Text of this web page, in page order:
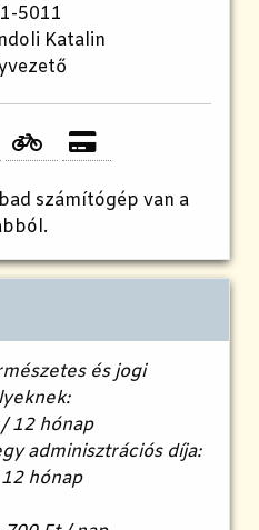
5011
Katalin
számítógép van a
és jogi
12 hónap
adminisztrációs díja:
hónap